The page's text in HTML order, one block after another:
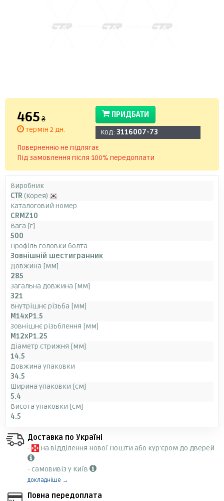
465 ₴
термін 2 дн.
ПРИДБАТИ
Код: 3116007-73
Поверненню не підлягає
Під замовлення після 100% передоплати
Виробник
CTR (Корея)
Каталоговий номер
CRMZ10
Вага [г]
500
Профіль головки болта
Зовнішній шестигранник
Довжина [мм]
285
Загальна довжина [мм]
321
Внутрішнє різьба [мм]
M14xP1.5
Зовнішнє різьблення [мм]
M12xP1.25
Діаметр стрижня [мм]
14.5
Довжина упаковки
34.5
Ширина упаковки [см]
5.4
Висота упаковки [см]
4.5
Доставка по Україні
-
на відділення Нової Пошти або кур'єром до дверей
- самовивіз у Київ
докладніше →
Повна передоплата